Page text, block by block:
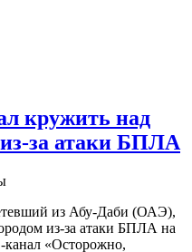
кружить над
за атаки БПЛА
из Абу-Даби (ОАЭ),
из-за атаки БПЛА на
«Осторожно,